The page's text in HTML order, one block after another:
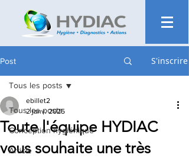
Post S'inscrire
Tous les posts
Conception hygiénique
Article
Tous les posts
Toute l'équipe HYDIAC
vous souhaite une très
ebillet2
2 janv. 2025